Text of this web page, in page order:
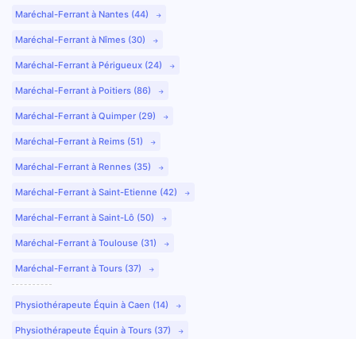
Maréchal-Ferrant à Nantes (44)
Maréchal-Ferrant à Nîmes (30)
Maréchal-Ferrant à Périgueux (24)
Maréchal-Ferrant à Poitiers (86)
Maréchal-Ferrant à Quimper (29)
Maréchal-Ferrant à Reims (51)
Maréchal-Ferrant à Rennes (35)
Maréchal-Ferrant à Saint-Etienne (42)
Maréchal-Ferrant à Saint-Lô (50)
Maréchal-Ferrant à Toulouse (31)
Maréchal-Ferrant à Tours (37)
Physiothérapeute Équin à Caen (14)
Physiothérapeute Équin à Tours (37)